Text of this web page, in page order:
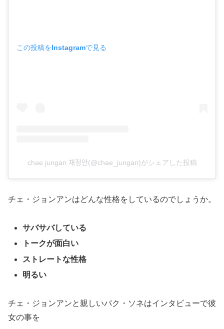
この投稿をInstagramで見る
chae jungan 채정안(@chae_jungan)がシェアした投稿
チェ・ジョンアンはどんな性格をしているのでしょうか。
サバサバしている
トークが面白い
ストレートな性格
明るい
チェ・ジョンアンと親しいパク・ソネはインタビューで彼
女の事を